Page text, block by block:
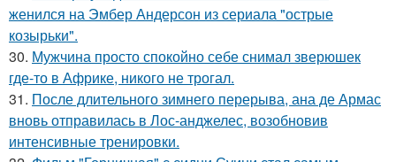
женился на Эмбер Андерсон из сериала "острые
козырьки".
30. Мужчина просто спокойно себе снимал зверюшек
где-то в Африке, никого не трогал.
31. После длительного зимнего перерыва, ана де Армас
вновь отправилась в Лос-анджелес, возобновив
интенсивные тренировки.